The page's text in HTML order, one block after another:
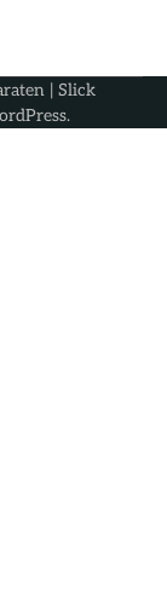
| Slick
.